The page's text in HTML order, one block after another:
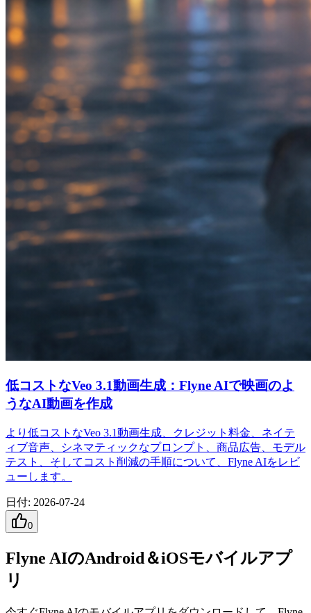
低コストなVeo 3.1動画生成：Flyne AIで映画のよ
うなAI動画を作成
より低コストなVeo 3.1動画生成、クレジット料金、ネイテ
ィブ音声、シネマティックなプロンプト、商品広告、モデル
テスト、そしてコスト削減の手順について、Flyne AIをレビ
ューします。
日付: 2026-07-24
0
Flyne AIのAndroid＆iOSモバイルアプ
リ